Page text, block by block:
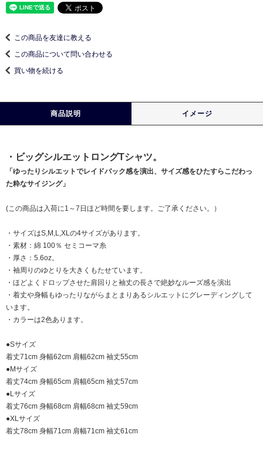
この商品を友達に教える
この商品について問い合わせる
買い物を続ける
商品説明 イメージ
・ビッグシルエットロングTシャツ。
「ゆったりシルエットでレイドバック感を演出、サイズ感をひたすらこだわっ
た粋なサイジング」
(この商品は入荷に1～7日ほど時間を要します。ご了承ください。）
・サイズはS,M,L,XLの4サイズがあります。
・素材：綿 100％ セミコーマ糸
・厚さ：5.6oz。
・袖周りのゆとりを大きくもたせています。
・ほどよくドロップさせた肩回りと袖丈の長さで絶妙なルーズ感を演出
・着丈や身幅もゆったりながらまとまりあるシルエットにグレーディングして
います。
・カラーは2色あります。
●Sサイズ
着丈71cm 身幅62cm 肩幅62cm 袖丈55cm
●Mサイズ
着丈74cm 身幅65cm 肩幅65cm 袖丈57cm
●Lサイズ
着丈76cm 身幅68cm 肩幅68cm 袖丈59cm
●XLサイズ
着丈78cm 身幅71cm 肩幅71cm 袖丈61cm